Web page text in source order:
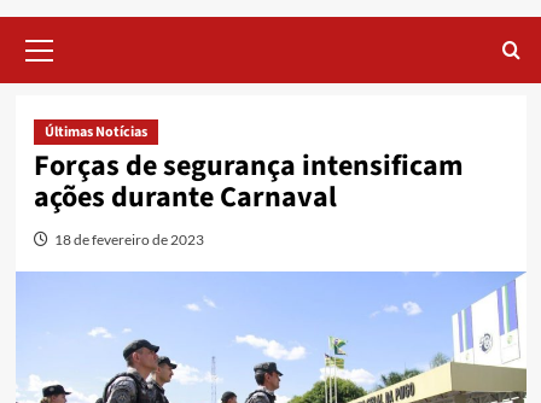
Menu
Últimas Notícias
Forças de segurança intensificam
ações durante Carnaval
18 de fevereiro de 2023